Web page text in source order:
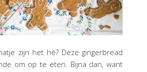
zijn het hè? Deze gingerbread
om op te eten. Bijna dan, want